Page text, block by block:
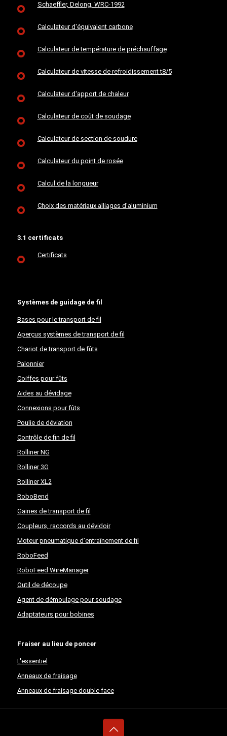
Schaeffler, Delong, WRC-1992
Calculateur d'équivalent carbone
Calculateur de température de préchauffage
Calculateur de vitesse de refroidissement t8/5
Calculateur d'apport de chaleur
Calculateur de coût de soudage
Calculateur de section de soudure
Calculateur du point de rosée
Calcul de la longueur
Choix des matériaux alliages d'aluminium
3.1 certificats
Certificats
Systèmes de guidage de fil
Bases pour le transport de fil
Aperçus systèmes de transport de fil
Chariot de transport de fûts
Palonnier
Coiffes pour fûts
Aides au dévidage
Connexions pour fûts
Poulie de déviation
Contrôle de fin de fil
Rolliner NG
Rolliner 3G
Rolliner XL2
RoboBend
Gaines de transport de fil
Coupleurs, raccords au dévidoir
Moteur pneumatique d’entraînement de fil
RoboFeed
RoboFeed WireManager
Outil de découpe
Agent de démoulage pour soudage
Adaptateurs pour bobines
Fraiser au lieu de poncer
L'essentiel
Anneaux de fraisage
Anneaux de fraisage double face